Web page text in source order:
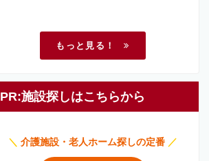
もっと見る！
PR:施設探しはこちらから
＼ 介護施設・老人ホーム探しの定番 ／